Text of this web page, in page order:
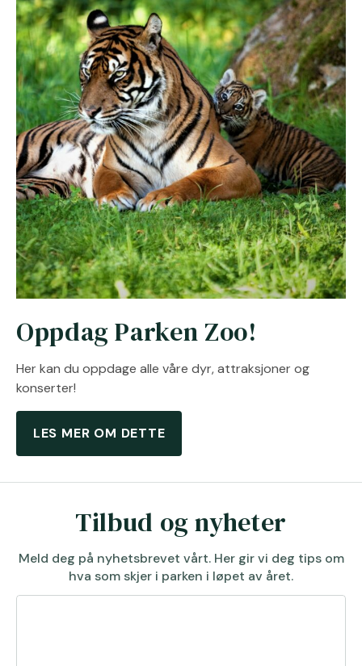
Oppdag Parken Zoo!
Her kan du oppdage alle våre dyr, attraksjoner og
konserter!
LES MER OM DETTE
Tilbud og nyheter
Meld deg på nyhetsbrevet vårt. Her gir vi deg tips om
hva som skjer i parken i løpet av året.